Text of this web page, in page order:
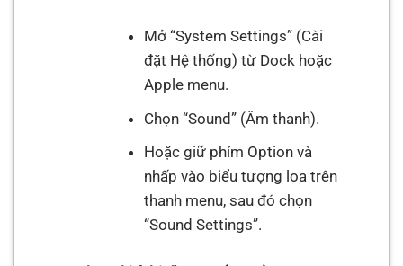
Mở “System Settings” (Cài
đặt Hệ thống) từ Dock hoặc
Apple menu.
Chọn “Sound” (Âm thanh).
Hoặc giữ phím Option và
nhấp vào biểu tượng loa trên
thanh menu, sau đó chọn
“Sound Settings”.